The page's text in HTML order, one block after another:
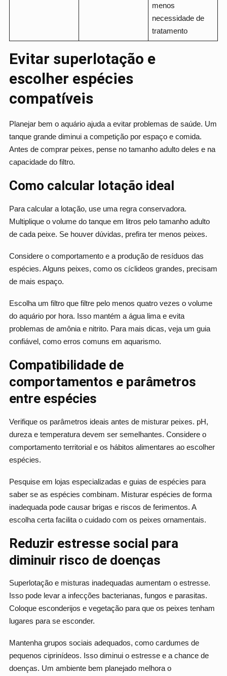
menos
necessidade de
tratamento
Evitar superlotação e
escolher espécies
compatíveis
Planejar bem o aquário ajuda a evitar problemas de saúde. Um
tanque grande diminui a competição por espaço e comida.
Antes de comprar peixes, pense no tamanho adulto deles e na
capacidade do filtro.
Como calcular lotação ideal
Para calcular a lotação, use uma regra conservadora.
Multiplique o volume do tanque em litros pelo tamanho adulto
de cada peixe. Se houver dúvidas, prefira ter menos peixes.
Considere o comportamento e a produção de resíduos das
espécies. Alguns peixes, como os cíclideos grandes, precisam
de mais espaço.
Escolha um filtro que filtre pelo menos quatro vezes o volume
do aquário por hora. Isso mantém a água lima e evita
problemas de amônia e nitrito. Para mais dicas, veja um guia
confiável, como erros comuns em aquarismo.
Compatibilidade de
comportamentos e parâmetros
entre espécies
Verifique os parâmetros ideais antes de misturar peixes. pH,
dureza e temperatura devem ser semelhantes. Considere o
comportamento territorial e os hábitos alimentares ao escolher
espécies.
Pesquise em lojas especializadas e guias de espécies para
saber se as espécies combinam. Misturar espécies de forma
inadequada pode causar brigas e riscos de ferimentos. A
escolha certa facilita o cuidado com os peixes ornamentais.
Reduzir estresse social para
diminuir risco de doenças
Superlotação e misturas inadequadas aumentam o estresse.
Isso pode levar a infecções bacterianas, fungos e parasitas.
Coloque esconderijos e vegetação para que os peixes tenham
lugares para se esconder.
Mantenha grupos sociais adequados, como cardumes de
pequenos ciprinídeos. Isso diminui o estresse e a chance de
doenças. Um ambiente bem planejado melhora o